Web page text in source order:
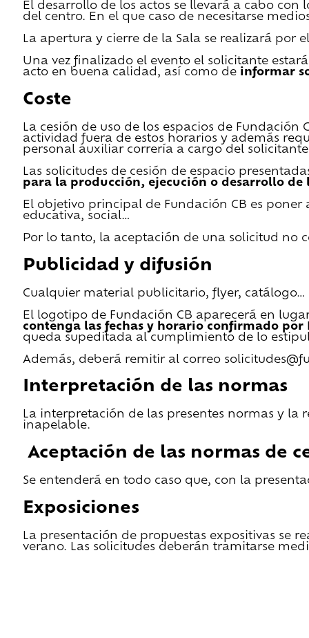
El desarrollo de los actos se llevará a cabo
del centro. En el que caso de necesitarse
La apertura y cierre de la Sala se realizará por
Una vez finalizado el evento el solicitante
acto en buena calidad, así como de informar
Coste
La cesión de uso de los espacios de
actividad fuera de estos horarios y además
personal auxiliar correría a cargo del
Las solicitudes de cesión de espacio
para la producción, ejecución o desarrollo de
El objetivo principal de Fundación CB es
educativa, social…
Por lo tanto, la aceptación de una solicitud
Publicidad y difusión
Cualquier material publicitario, flyer, catálogo…
El logotipo de Fundación CB aparecerá en
contenga las fechas y horario confirmado por
queda supeditada al cumplimiento de lo
Además, deberá remitir al correo
Interpretación de las normas
La interpretación de las presentes normas y la
inapelable.
Aceptación de las normas de
Se entenderá en todo caso que, con la
Exposiciones
La presentación de propuestas expositivas se
verano. Las solicitudes deberán tramitarse